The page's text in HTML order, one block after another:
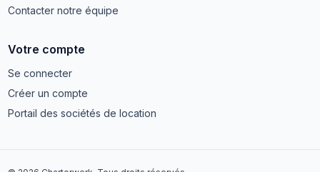
Contacter notre équipe
Votre compte
Se connecter
Créer un compte
Portail des sociétés de location